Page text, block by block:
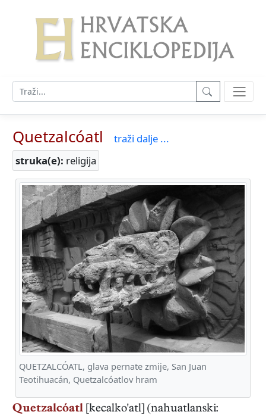
Quetzalcóatl
traži dalje ...
struka(e): religija
QUETZALCÓATL, glava pernate zmije, San Juan
Teotihuacán, Quetzalcóatlov hram
Quetzalcóatl [kecalko'atl] (nahuatlanski: